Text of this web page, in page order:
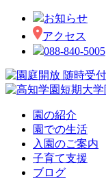
お知らせ
アクセス
088-840-5005
園の紹介
園での生活
入園のご案内
子育て支援
ブログ